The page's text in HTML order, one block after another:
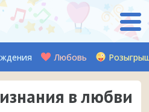
Любовь
в любви